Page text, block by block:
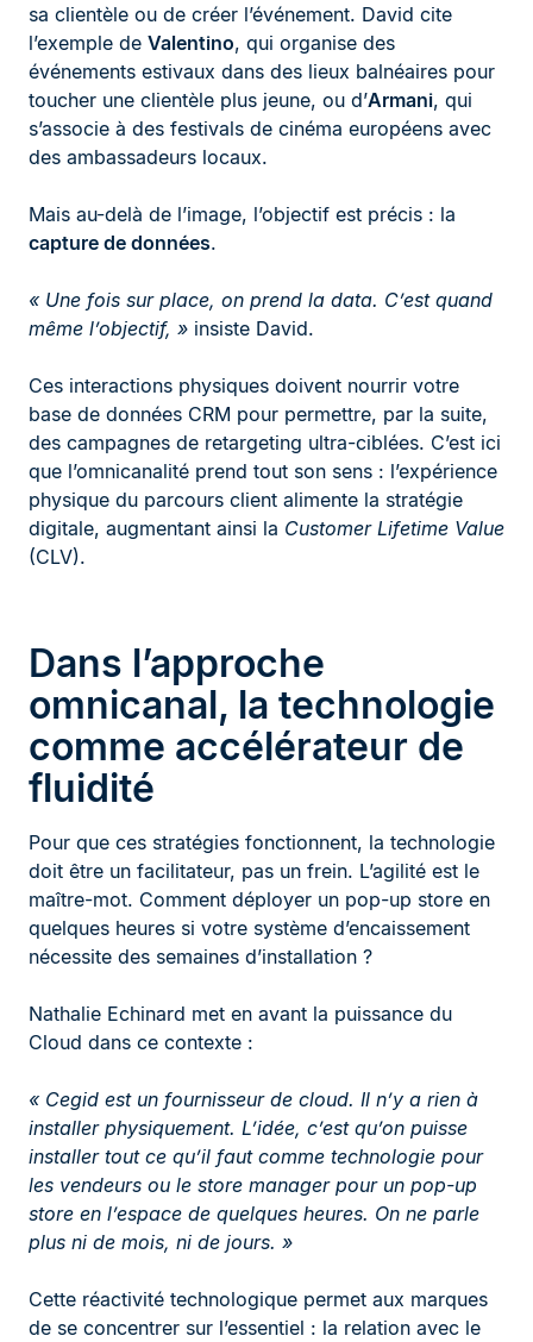
sa clientèle ou de créer l’événement. David cite
l’exemple de Valentino, qui organise des
événements estivaux dans des lieux balnéaires pour
toucher une clientèle plus jeune, ou d’Armani, qui
s’associe à des festivals de cinéma européens avec
des ambassadeurs locaux.
Mais au-delà de l’image, l’objectif est précis : la
capture de données.
« Une fois sur place, on prend la data. C’est quand
même l’objectif, » insiste David.
Ces interactions physiques doivent nourrir votre
base de données CRM pour permettre, par la suite,
des campagnes de retargeting ultra-ciblées. C’est ici
que l’omnicanalité prend tout son sens : l’expérience
physique du parcours client alimente la stratégie
digitale, augmentant ainsi la Customer Lifetime Value
(CLV).
Dans l’approche
omnicanal, la technologie
comme accélérateur de
fluidité
Pour que ces stratégies fonctionnent, la technologie
doit être un facilitateur, pas un frein. L’agilité est le
maître-mot. Comment déployer un pop-up store en
quelques heures si votre système d’encaissement
nécessite des semaines d’installation ?
Nathalie Echinard met en avant la puissance du
Cloud dans ce contexte :
« Cegid est un fournisseur de cloud. Il n’y a rien à
installer physiquement. L’idée, c’est qu’on puisse
installer tout ce qu’il faut comme technologie pour
les vendeurs ou le store manager pour un pop-up
store en l’espace de quelques heures. On ne parle
plus ni de mois, ni de jours. »
Cette réactivité technologique permet aux marques
de se concentrer sur l’essentiel : la relation avec le